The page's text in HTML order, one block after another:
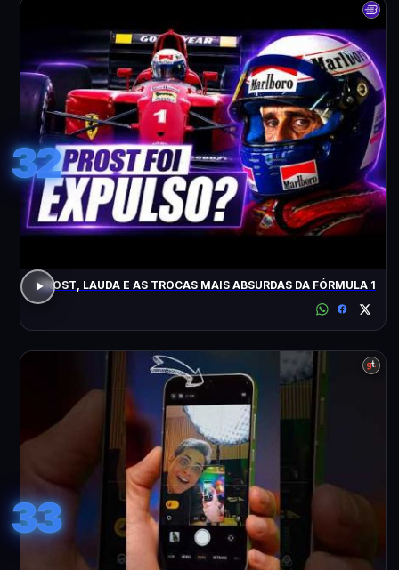
32
PROST, LAUDA E AS TROCAS MAIS ABSURDAS DA FÓRMULA 1
33